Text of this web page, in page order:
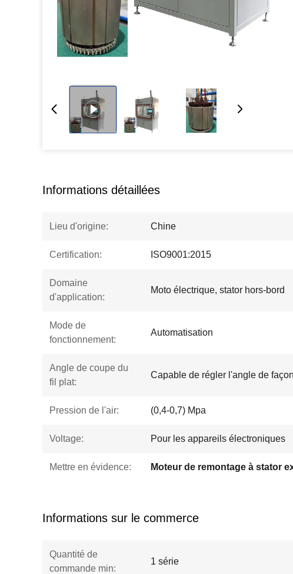
Informations détaillées
Lieu d'origine: Chine
Certification: ISO9001:2015
Domaine
d'application:
Moto électrique, stator hors-bord
Mode de
fonctionnement:
Automatisation
Angle de coupe du
fil plat:
Capable de régler l'angle de
Pression de l'air: (0,4-0,7) Mpa
Voltage: Pour les appareils électroniques
Mettre en évidence:
Informations sur le commerce
Quantité de
commande min:
1 série